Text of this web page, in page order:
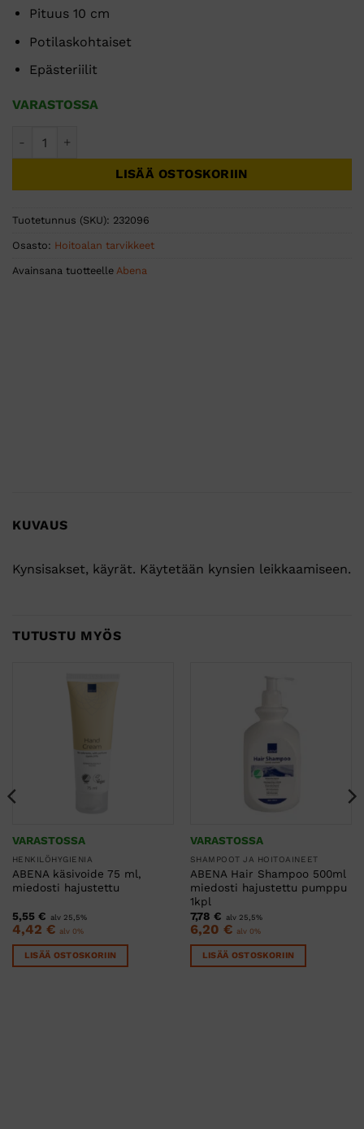
Pituus 10 cm
Potilaskohtaiset
Epästeriilit
VARASTOSSA
LISÄÄ OSTOSKORIIN
Tuotetunnus (SKU): 232096
Osasto: Hoitoalan tarvikkeet
Avainsana tuotteelle Abena
KUVAUS
Kynsisakset, käyrät. Käytetään kynsien leikkaamiseen.
TUTUSTU MYÖS
VARASTOSSA
HENKILÖHYGIENIA
ABENA käsivoide 75 ml,
miedosti hajustettu
5,55 € alv 25,5%
4,42 € alv 0%
LISÄÄ OSTOSKORIIN
VARASTOSSA
SHAMPOOT JA HOITOAINEET
ABENA Hair Shampoo 500ml
miedosti hajustettu pumppu
1kpl
7,78 € alv 25,5%
6,20 € alv 0%
LISÄÄ OSTOSKORIIN